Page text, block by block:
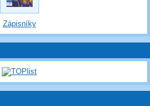
Zápisníky